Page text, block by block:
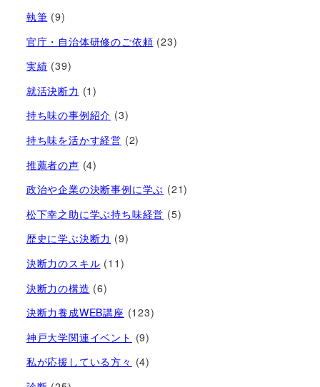
執筆 (9)
官庁・自治体研修のご依頼 (23)
実績 (39)
就活決断力 (1)
持ち味の事例紹介 (3)
持ち味を活かす経営​ (2)
推薦者の声 (4)
政治や企業の決断事例に学ぶ (21)
松下幸之助に学ぶ持ち味経営 (5)
歴史に学ぶ決断力 (9)
決断力のスキル (11)
決断力の構造 (6)
決断力養成WEB講座 (123)
神戸大学関連イベント (9)
私が応援している方々 (4)